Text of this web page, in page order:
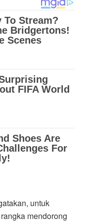
untuk
mendorong